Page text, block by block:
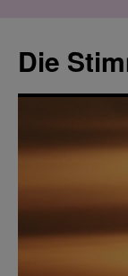
springen
Die